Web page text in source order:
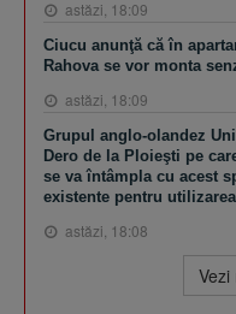
astăzi, 18:09
Ciucu anunţă că în
Rahova se vor monta
astăzi, 18:09
Grupul anglo-olandez
Dero de la Ploieşti pe
se va întâmpla cu acest
existente pentru
astăzi, 18:08